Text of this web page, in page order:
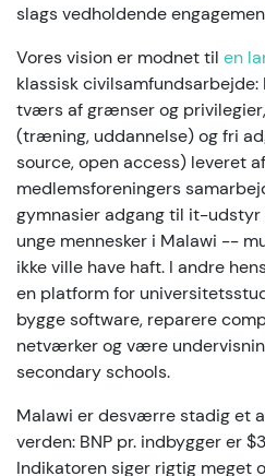
slags vedholdende
Vores vision er modnet til en
klassisk
tværs af grænser og
(træning, uddannelse) og fri
source, open access) leveret
medlemsforeningers
gymnasier adgang til it-udstyr
unge mennesker i Malawi --
ikke ville have haft. I andre
en platform for
bygge software, reparere
netværker og være
secondary schools.
Malawi er desværre stadig et
verden: BNP pr. indbygger er
Indikatoren siger rigtig meget